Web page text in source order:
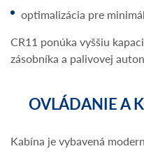
optimalizácia pre
CR11 ponúka vyššiu
zásobníka a palivovej
OVLÁDANIE A
Kabína je vybavená